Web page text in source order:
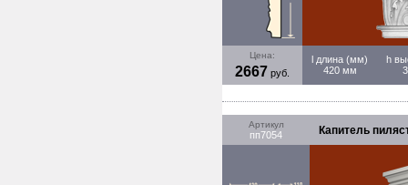
Цена:
2667 руб.
l длина (мм)
420 мм
h
Артикул
пп7054 Капитель